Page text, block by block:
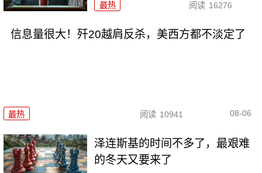
最热 阅读 16276
信息量很大！歼20越肩反杀，美西方都不淡定了
最热 阅读 10941 08-06
泽连斯基的时间不多了，最艰难
的冬天又要来了